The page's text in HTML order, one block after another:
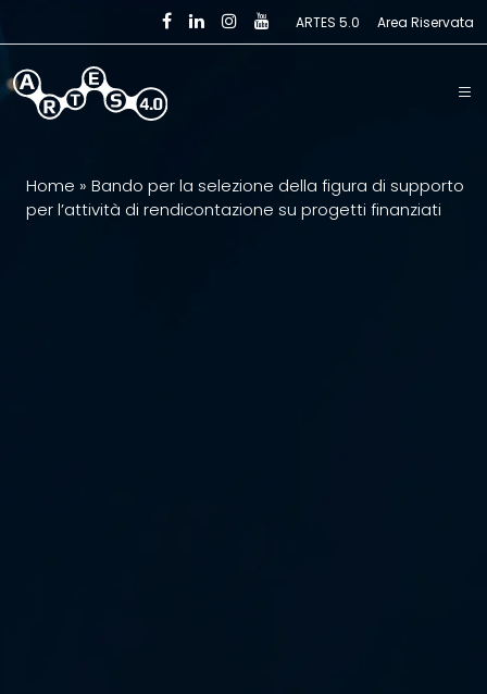
Skip to main content ARTES 5.0 Area Riservata
Home » Bando per la selezione della figura di supporto
per l’attività di rendicontazione su progetti finanziati